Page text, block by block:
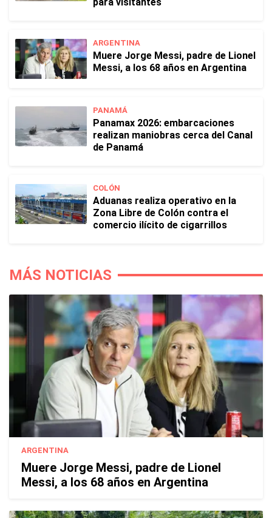
ARGENTINA
Muere Jorge Messi, padre de Lionel
Messi, a los 68 años en Argentina
PANAMÁ
Panamax 2026: embarcaciones
realizan maniobras cerca del Canal
de Panamá
COLÓN
Aduanas realiza operativo en la
Zona Libre de Colón contra el
comercio ilícito de cigarrillos
MÁS NOTICIAS
ARGENTINA
Muere Jorge Messi, padre de Lionel
Messi, a los 68 años en Argentina